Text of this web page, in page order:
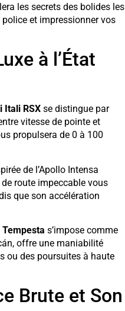
les secrets des bolides les
et impressionner vos
à l’État
Itali RSXse distingue par
vitesse de pointe et
propulsera de 0 à 100
de l’Apollo Intensa
route impeccable vous
que son accélération
Tempesta s’impose comme
offre une maniabilité
ou des poursuites à haute
Brute et Son